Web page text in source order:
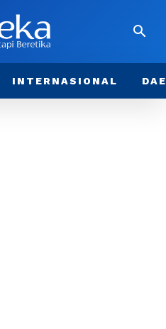
INTERNASIONAL